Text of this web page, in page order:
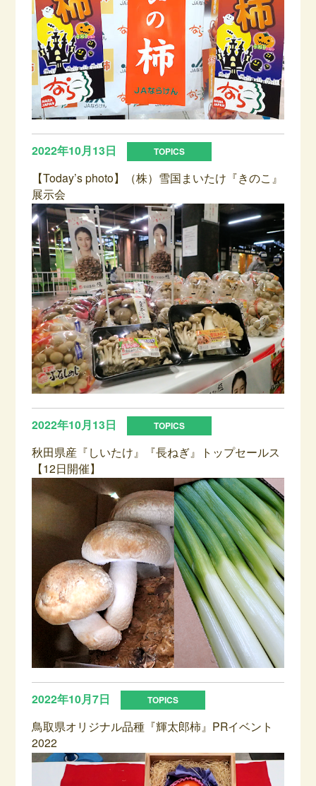
2022年10月13日
【Today’s photo】（株）雪国まいたけ『きのこ』
展示会
2022年10月13日
秋田県産『しいたけ』『長ねぎ』トップセールス
【12日開催】
2022年10月7日
鳥取県オリジナル品種『輝太郎柿』PRイベント
2022